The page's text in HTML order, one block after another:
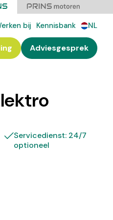
bij Kennisbank NL
Adviesgesprek
Servicedienst: 24/7
optioneel